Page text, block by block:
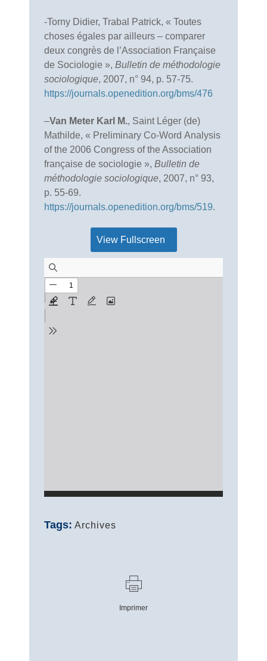
-Torny Didier, Trabal Patrick, « Toutes
choses égales par ailleurs – comparer
deux congrès de l’Association Française
de Sociologie », Bulletin de méthodologie
sociologique, 2007, n° 94, p. 57-75.
https://journals.openedition.org/bms/476
–Van Meter Karl M., Saint Léger (de)
Mathilde, « Preliminary Co-Word Analysis
of the 2006 Congress of the Association
française de sociologie », Bulletin de
méthodologie sociologique, 2007, n° 93,
p. 55-69.
https://journals.openedition.org/bms/519.
View Fullscreen
Tags: Archives
Imprimer